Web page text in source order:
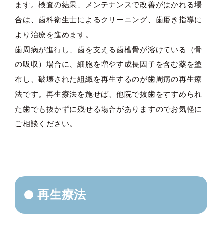
ます。検査の結果、メンテナンスで改善がはかれる場
合は、歯科衛生士によるクリーニング、歯磨き指導に
より治療を進めます。
歯周病が進行し、歯を支える歯槽骨が溶けている（骨
の吸収）場合に、細胞を増やす成長因子を含む薬を塗
布し、破壊された組織を再生するのが歯周病の再生療
法です。再生療法を施せば、他院で抜歯をすすめられ
た歯でも抜かずに残せる場合がありますのでお気軽に
ご相談ください。
再生療法